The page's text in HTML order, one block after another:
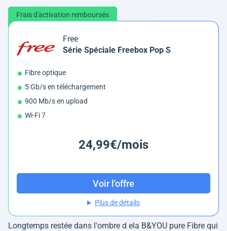
Frais d'activation remboursés
Free
Série Spéciale Freebox Pop S
Fibre optique
5 Gb/s en téléchargement
900 Mb/s en upload
Wi-Fi 7
24,99€/mois
Voir l'offre
Plus de détails
Longtemps restée dans l'ombre d ela B&YOU pure Fibre qui